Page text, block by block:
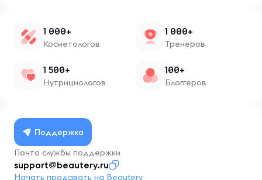
1 000+
Косметологов
1 000+
Тренеров
1 500+
Нутрициологов
100+
Блоггеров
Поддержка
Почта службы поддержки
support@beautery.ru
Начать продавать на Beautery